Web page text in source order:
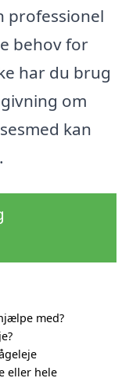
professionel
behov for
har du brug
om
kan
med?
eller hele